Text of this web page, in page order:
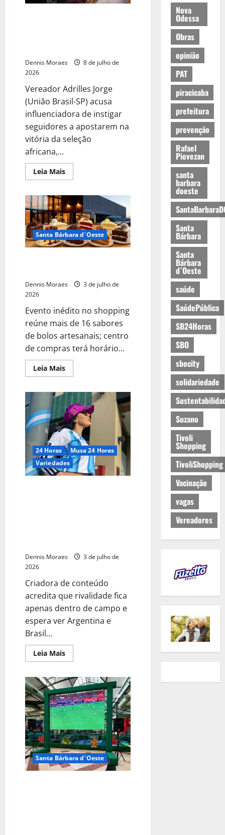
Dennis Moraes
8 de julho de
2026
Vereador Adrilles Jorge
(União Brasil-SP) acusa
influenciadora de instigar
seguidores a apostarem na
vitória da seleção
africana,...
Leia Mais
Santa Bárbara d´Oeste
Dennis Moraes
3 de julho de
2026
Evento inédito no shopping
reúne mais de 16 sabores
de bolos artesanais; centro
de compras terá horário...
Leia Mais
24 Horas
Musa 24 Horas
Variedades
Dennis Moraes
3 de julho de
2026
Criadora de conteúdo
acredita que rivalidade fica
apenas dentro de campo e
espera ver Argentina e
Brasil...
Leia Mais
Santa Bárbara d´Oeste
Nova
Odessa
Obras
opinião
PAT
piracicaba
prefeitura
prevenção
Rafael
Piovezan
santa
barbara
doeste
Santa
Bárbara
Santa
Bárbara
d´Oeste
saúde
SaúdePública
SB24Horas
SBO
sbocity
solidariedade
Suzano
Tivoli
Shopping
TivoliShopping
Vacinação
vagas
Vereadores